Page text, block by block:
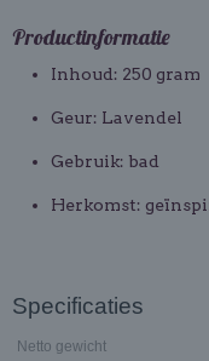
Productinformatie
Inhoud: 250 gram
Geur: Lavendel
Gebruik: bad
Herkomst:
Specificaties
Netto gewicht